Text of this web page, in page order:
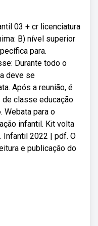
03 + cr licenciatura
B) nível superior
para.
Durante todo o
deve se
Após a reunião, é
de classe educação
Webata para o
infantil. Kit volta
Infantil 2022 | pdf. O
e publicação do